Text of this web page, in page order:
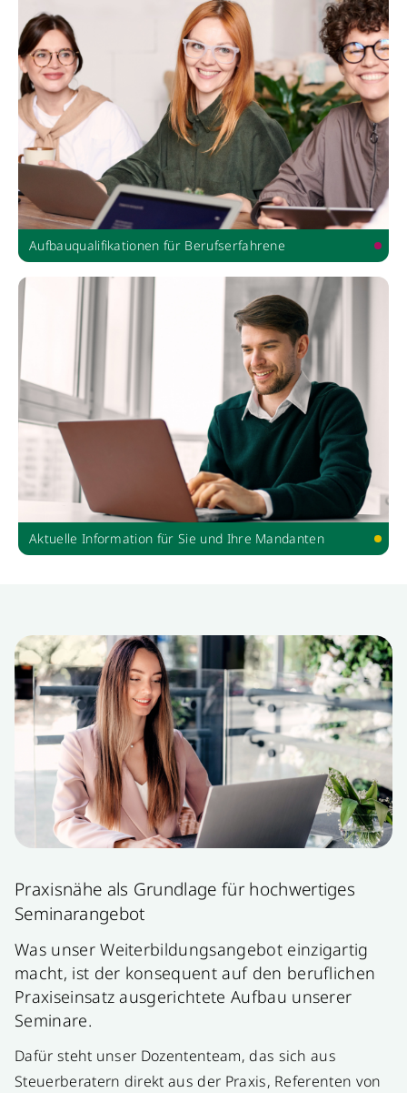
Aufbauqualifikationen für Berufserfahrene
Aktuelle Information für Sie und Ihre Mandanten
Praxisnähe als Grundlage für hochwertiges
Seminarangebot
Was unser Weiterbildungsangebot einzigartig
macht, ist der konsequent auf den beruflichen
Praxiseinsatz ausgerichtete Aufbau unserer
Seminare.
Dafür steht unser Dozententeam, das sich aus
Steuerberatern direkt aus der Praxis, Referenten von